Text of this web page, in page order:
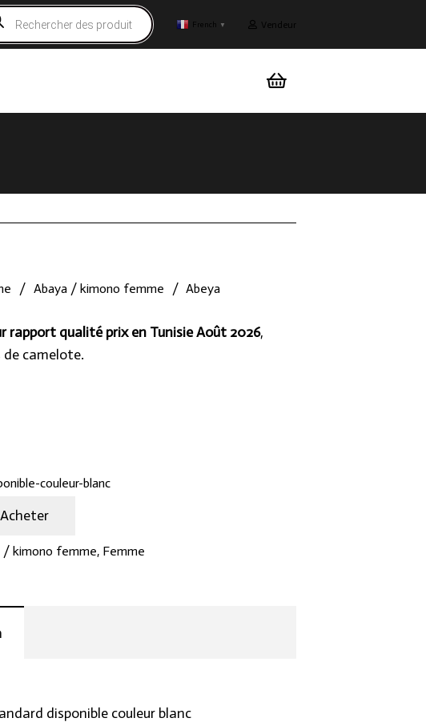
French ▼ Vendeur
/ Abaya / kimono femme / Abeya
rapport qualité prix en Tunisie Août 2026,
de camelote.
couleur-blanc
Acheter
/ kimono femme, Femme
disponible couleur blanc